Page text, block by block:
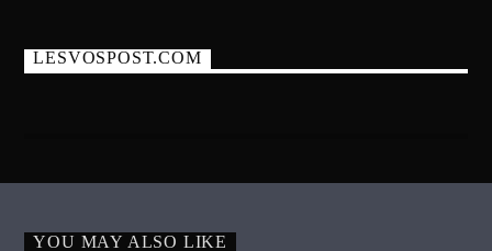
LESVOSPOST.COM
YOU MAY ALSO LIKE